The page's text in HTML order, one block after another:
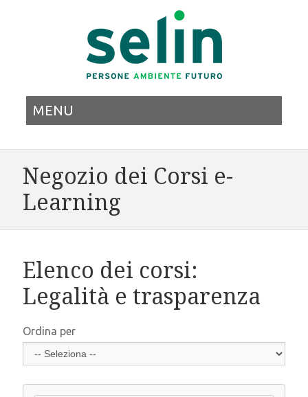
MENU
Negozio dei Corsi e-
Learning
Elenco dei corsi:
Legalità e trasparenza
Ordina per